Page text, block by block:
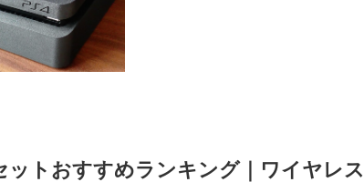
ットおすすめランキング｜ワイヤレ